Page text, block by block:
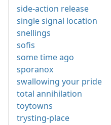
side-action release
single signal location
snellings
sofis
some time ago
sporanox
swallowing your pride
total annihilation
toytowns
trysting-place